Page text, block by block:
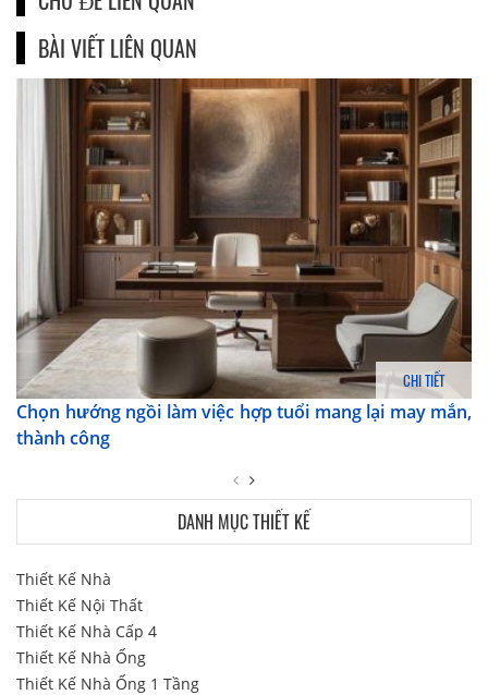
BÀI VIẾT LIÊN QUAN
CHI TIẾT
Chọn hướng ngồi làm việc hợp tuổi mang lại may mắn,
thành công
DANH MỤC THIẾT KẾ
Thiết Kế Nhà
Thiết Kế Nội Thất
Thiết Kế Nhà Cấp 4
Thiết Kế Nhà Ống
Thiết Kế Nhà Ống 1 Tầng